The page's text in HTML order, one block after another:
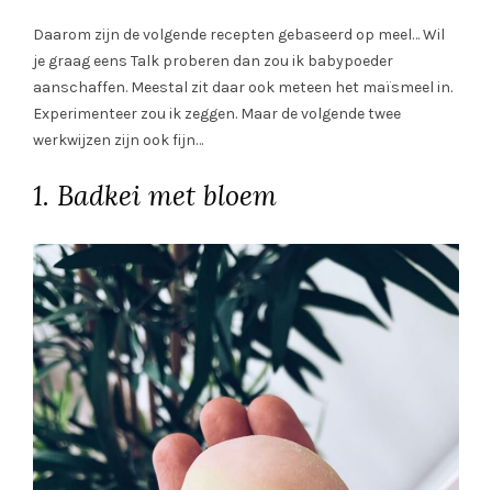
Daarom zijn de volgende recepten gebaseerd op meel… Wil
je graag eens Talk proberen dan zou ik babypoeder
aanschaffen. Meestal zit daar ook meteen het maïsmeel in.
Experimenteer zou ik zeggen. Maar de volgende twee
werkwijzen zijn ook fijn…
1. Badkei met bloem